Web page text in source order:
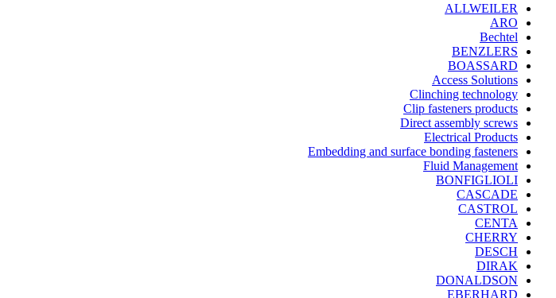
ALLWEILER
ARO
Bechtel
BENZLERS
BOASSARD
Access Solutions
Clinching technology
Clip fasteners products
Direct assembly screws
Electrical Products
Embedding and surface bonding fasteners
Fluid Management
BONFIGLIOLI
CASCADE
CASTROL
CENTA
CHERRY
DESCH
DIRAK
DONALDSON
EBERHARD